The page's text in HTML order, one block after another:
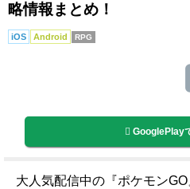
略情報まとめ！
iOS Android RPG
GooglePlay
大人気配信中の『ポケモン